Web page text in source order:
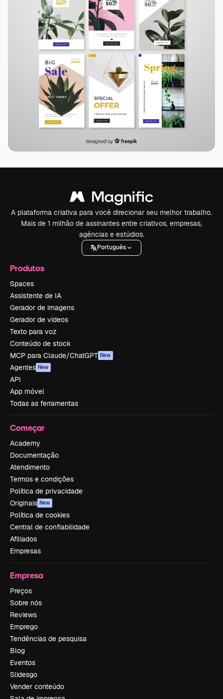
A plataforma criativa para você direcionar seu melhor trabalho.
Mais de 1 milhão de assinantes entre criativos, empresas,
agências e estúdios.
Português
Produtos
Spaces
Assistente de IA
Gerador de imagens
Gerador de vídeos
Texto para voz
Conteúdo de stock
MCP para Claude/ChatGPT New
Agentes New
API
App móvel
Todas as ferramentas
Começar
Academy
Documentação
Atendimento
Termos e condições
Política de privacidade
Originais New
Política de cookies
Central de confiabilidade
Afiliados
Empresas
Empresa
Preços
Sobre nós
Reviews
Emprego
Tendências de pesquisa
Blog
Eventos
Slidesgo
Vender conteúdo